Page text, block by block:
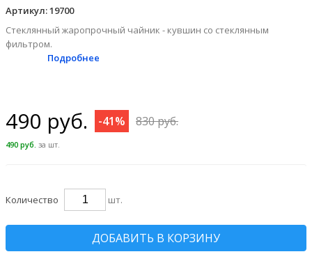
Артикул:19700
Стеклянный жаропрочный чайник - кувшин со стеклянным
фильтром.
Подробнее
490 руб. -41% 830 руб.
490 руб. за шт.
Количество шт.
ДОБАВИТЬ В КОРЗИНУ